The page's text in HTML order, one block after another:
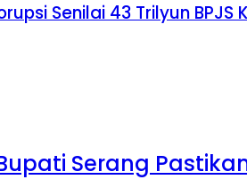
Senilai 43 Trilyun
Serang